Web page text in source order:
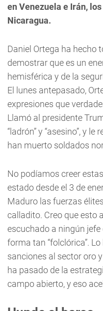
en Venezuela e Irán,
Nicaragua.
Daniel Ortega ha hecho
demostrar que es un
hemisférica y de la
El lunes antepasado,
expresiones que
Llamó al presidente
“ladrón” y “asesino”, y
han muerto soldados
No podíamos creer
estado desde el 3 de
Maduro las fuerzas
calladito. Creo que esto
escuchado a ningún
forma tan “folclórica”.
sanciones al sector oro
ha pasado de la
campo abierto, y eso